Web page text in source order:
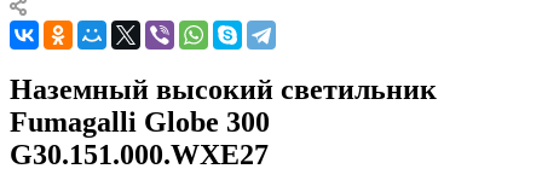
Наземный высокий светильник
Fumagalli Globe 300
G30.151.000.WXE27